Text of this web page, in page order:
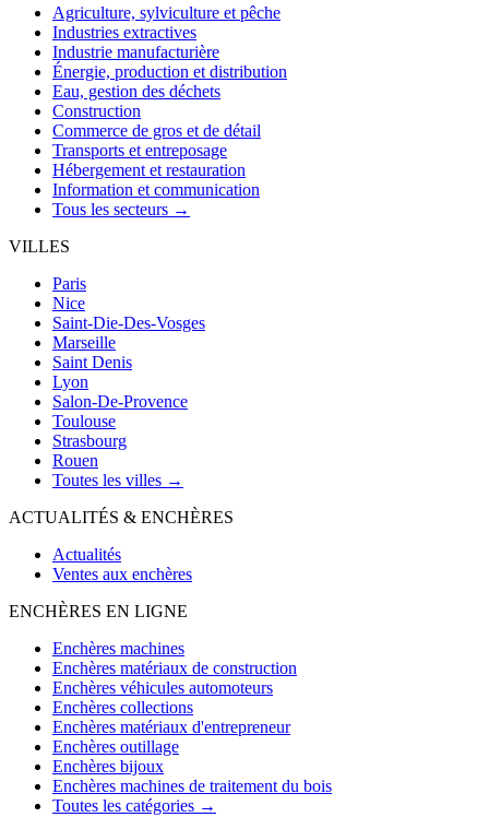
Agriculture, sylviculture et pêche
Industries extractives
Industrie manufacturière
Énergie, production et distribution
Eau, gestion des déchets
Construction
Commerce de gros et de détail
Transports et entreposage
Hébergement et restauration
Information et communication
Tous les secteurs →
VILLES
Paris
Nice
Saint-Die-Des-Vosges
Marseille
Saint Denis
Lyon
Salon-De-Provence
Toulouse
Strasbourg
Rouen
Toutes les villes →
ACTUALITÉS & ENCHÈRES
Actualités
Ventes aux enchères
ENCHÈRES EN LIGNE
Enchères machines
Enchères matériaux de construction
Enchères véhicules automoteurs
Enchères collections
Enchères matériaux d'entrepreneur
Enchères outillage
Enchères bijoux
Enchères machines de traitement du bois
Toutes les catégories →